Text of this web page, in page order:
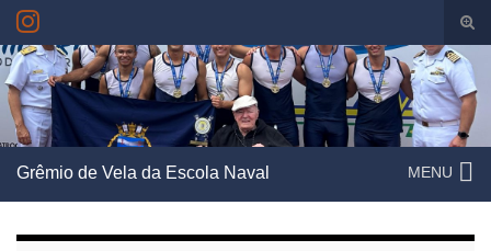
de
Search for:
Grêmio de Vela da Escola Naval MENU